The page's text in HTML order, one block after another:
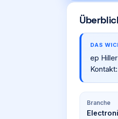
DAS
ep
Branche